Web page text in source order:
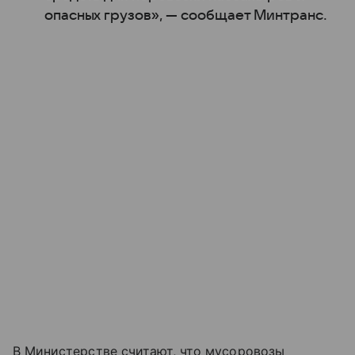
опасных грузов», — сообщает Минтранс.
В Министерстве считают, что мусоровозы